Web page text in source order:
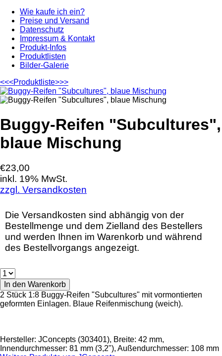
Wie kaufe ich ein?
Preise und Versand
Datenschutz
Impressum & Kontakt
Produkt-Infos
Produktlisten
Bilder-Galerie
<<<Produktliste>>>
Buggy-Reifen "Subcultures",
blaue Mischung
€23,00
inkl. 19% MwSt.
zzgl. Versandkosten
Die Versandkosten sind abhängig von der
Bestellmenge und dem Zielland des Bestellers
und werden Ihnen im Warenkorb und während
des Bestellvorgangs angezeigt.
2 Stück 1:8 Buggy-Reifen "Subcultures" mit vormontierten
geformten Einlagen. Blaue Reifenmischung (weich).
Hersteller: JConcepts (303401), Breite: 42 mm,
Innendurchmesser: 81 mm (3,2"), Außendurchmesser: 108 mm